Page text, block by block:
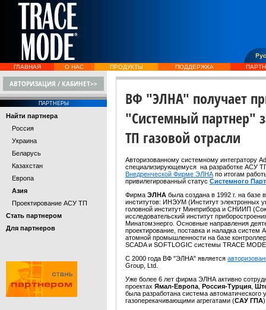
ГЛАВНАЯ О НАС ПРОДУКТЫ ПОДДЕРЖКА
АВТОРИЗАЦИЯ / КАБИНЕТ>>
ПАРТНЕРЫ
Найти партнера
Россия
Украина
Беларусь
Казахстан
Европа
Азия
Проектирование АСУ ТП
Стать партнером
Для партнеров
ВФ "ЭЛНА" получает
"Системный партнер"
ТП газовой отрасли
Авторизованному системному интегратору
специализирующемуся на разработке АСУ
Внедренческой Фирме ЭЛНА по итогам
привилегированный статус Системного
Фирма ЭЛНА была создана в 1992 г. на базе
институтов: ИНЭУМ (Институт электронных
головной институт Минприбора и СНИИП
исследовательский институт
Минатомэнерго. Основные направления
проектирование, поставка и наладка систем
атомной промышленности на базе
SCADA и SOFTLOGIC системы TRACE
C 2000 года ВФ "ЭЛНА" является
Group, Ltd.
Уже более 6 лет фирма ЭЛНА активно
проектах Ямал-Европа Россия-Турция
была разработана система автоматического
газоперекачивающими агрегатами (САУ ГПА